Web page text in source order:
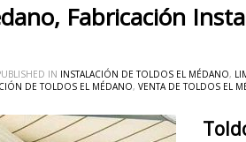
Fabricación
IN INSTALACIÓN DE TOLDOS EL MÉDANO,
DE TOLDOS EL MÉDANO, VENTA DE TOLDOS EL